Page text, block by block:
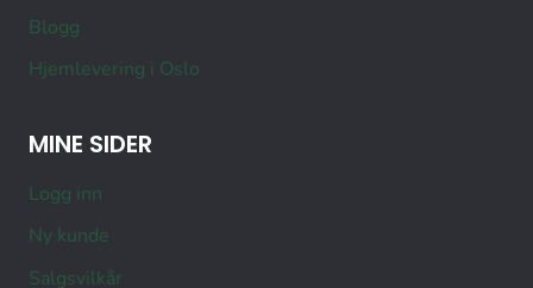
Blogg
Hjemlevering i Oslo
MINE SIDER
Logg inn
Ny kunde
Salgsvilkår